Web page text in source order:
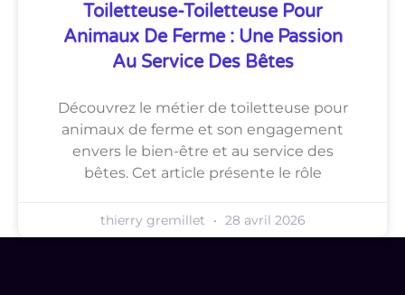
Toiletteuse-Toiletteuse Pour
Animaux De Ferme : Une Passion
Au Service Des Bêtes
Découvrez le métier de toiletteuse pour
animaux de ferme et son engagement
envers le bien-être et au service des
bêtes. Cet article présente le rôle
thierry gremillet 28 avril 2026